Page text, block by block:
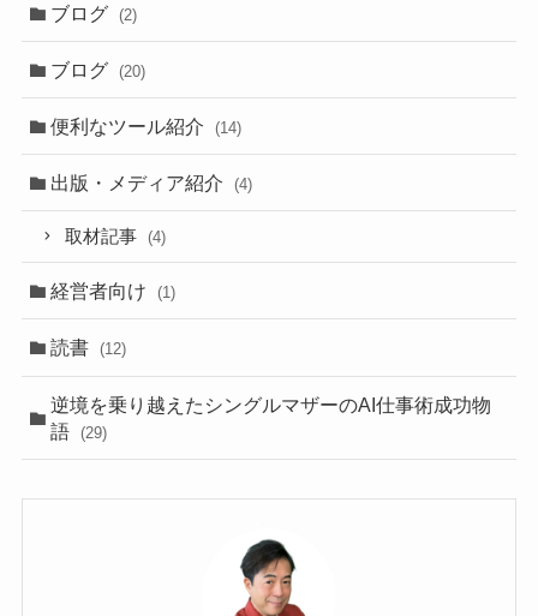
ブログ (2)
ブログ (20)
便利なツール紹介 (14)
出版・メディア紹介 (4)
取材記事 (4)
経営者向け (1)
読書 (12)
逆境を乗り越えたシングルマザーのAI仕事術成功物
語
(29)